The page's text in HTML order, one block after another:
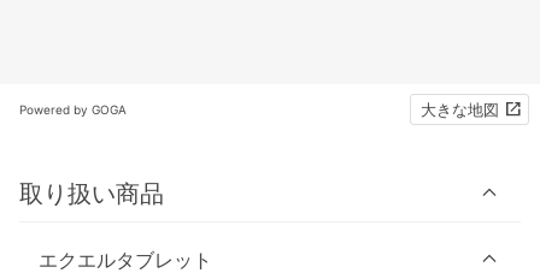
Powered by GOGA 大きな地図
取り扱い商品
エクエルタブレット